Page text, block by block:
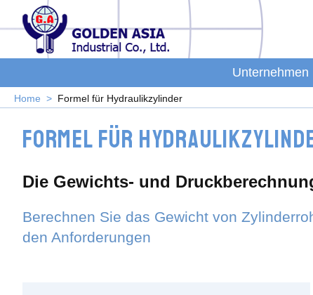
Unternehmen
Home Formel für Hydraulikzylinder
Formel für
Die Gewichts- und
Berechnen Sie das Gewicht von
den Anforderungen